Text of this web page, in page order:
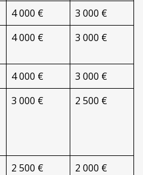
4 000 €
3 000 €
4 000 € 3 000 €
4 000 €
3 000 €
3 000 € 2 500 €
2 500 € 2 000 €